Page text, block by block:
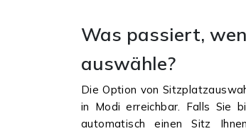
Was passiert,
auswähle?
Die Option von
in Modi erreichbar. Falls Sie
automatisch einen Sitz